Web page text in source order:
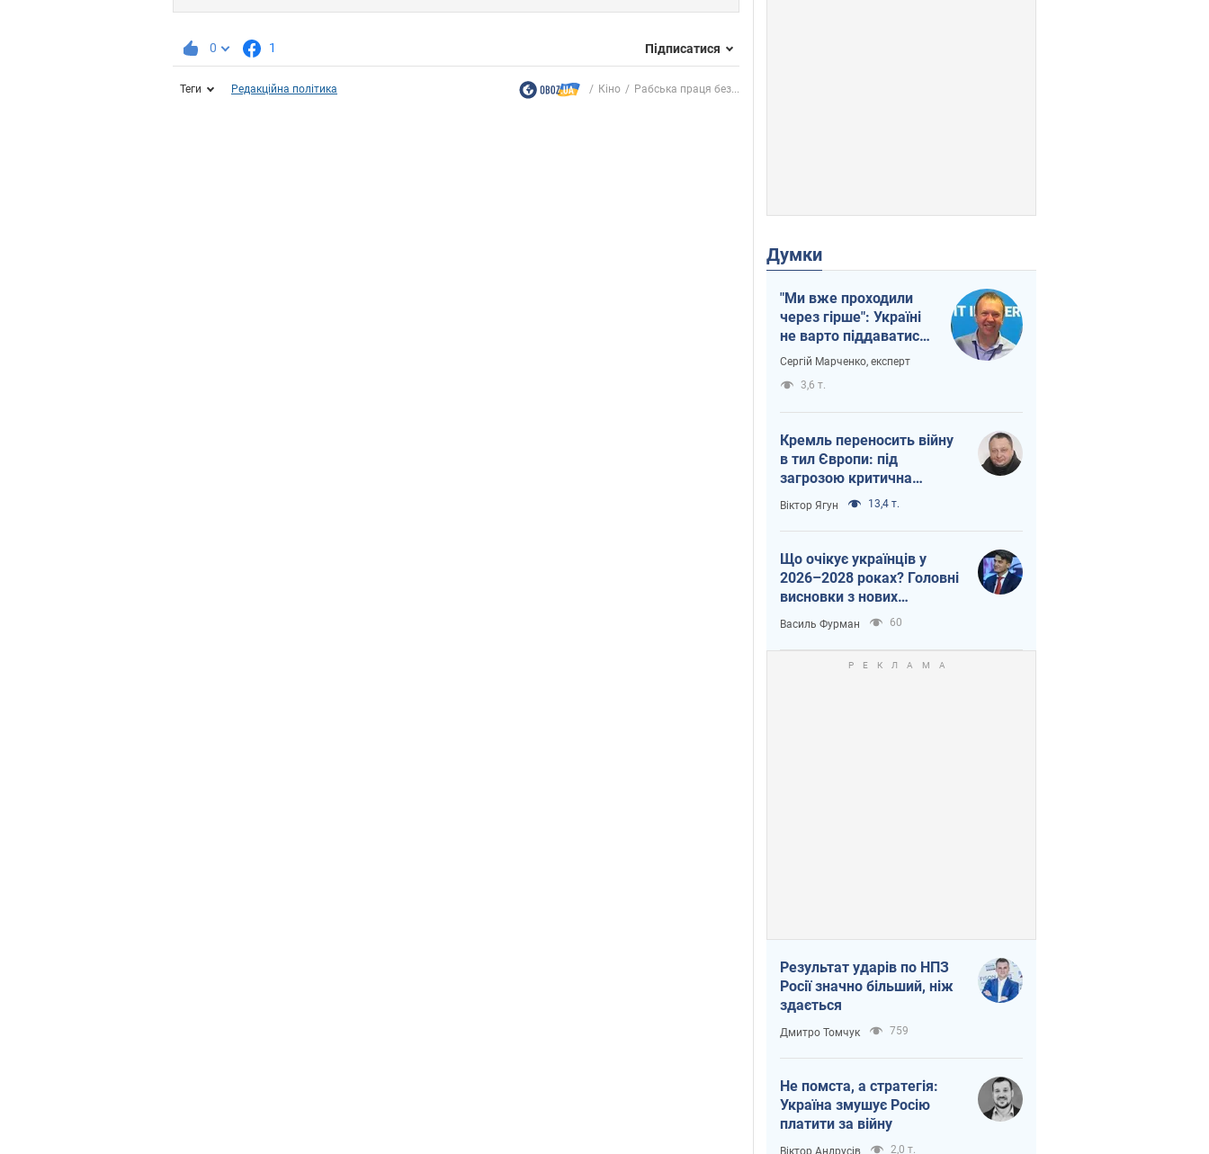
0 1 Підписатися
Теги Редакційна політика Кіно Рабська праця без...
Думки
"Ми вже проходили
через гірше": Україні
не варто піддаватися
зневірі через
Сергій Марченко, експерт
3,6 т.
Кремль переносить війну
в тил Європи: під
загрозою критична
логістика
Віктор Ягун 13,4 т.
Що очікує українців у
2026–2028 роках? Головні
висновки з нових
прогнозів від НБУ
Василь Фурман 60
Результат ударів по НПЗ
Росії значно більший, ніж
здається
Дмитро Томчук 759
Не помста, а стратегія:
Україна змушує Росію
платити за війну
Віктор Андрусів 2,0 т.